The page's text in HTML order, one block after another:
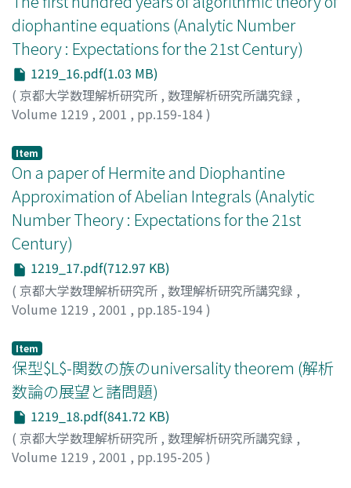
diophantine equations (Analytic Number
Theory : Expectations for the 21st Century)
1219_16.pdf(1.03 MB)
( 京都大学数理解析研究所 , 数理解析研究所講究録 ,
Volume 1219 , 2001 , pp.159-184)
Item
On a paper of Hermite and Diophantine
Approximation of Abelian Integrals (Analytic
Number Theory : Expectations for the 21st
Century)
1219_17.pdf(712.97 KB)
( 京都大学数理解析研究所 , 数理解析研究所講究録 ,
Volume 1219 , 2001 , pp.185-194)
Item
保型$L$-関数の族のuniversality theorem (解析
数論の展望と諸問題)
1219_18.pdf(841.72 KB)
( 京都大学数理解析研究所 , 数理解析研究所講究録 ,
Volume 1219 , 2001 , pp.195-205 )